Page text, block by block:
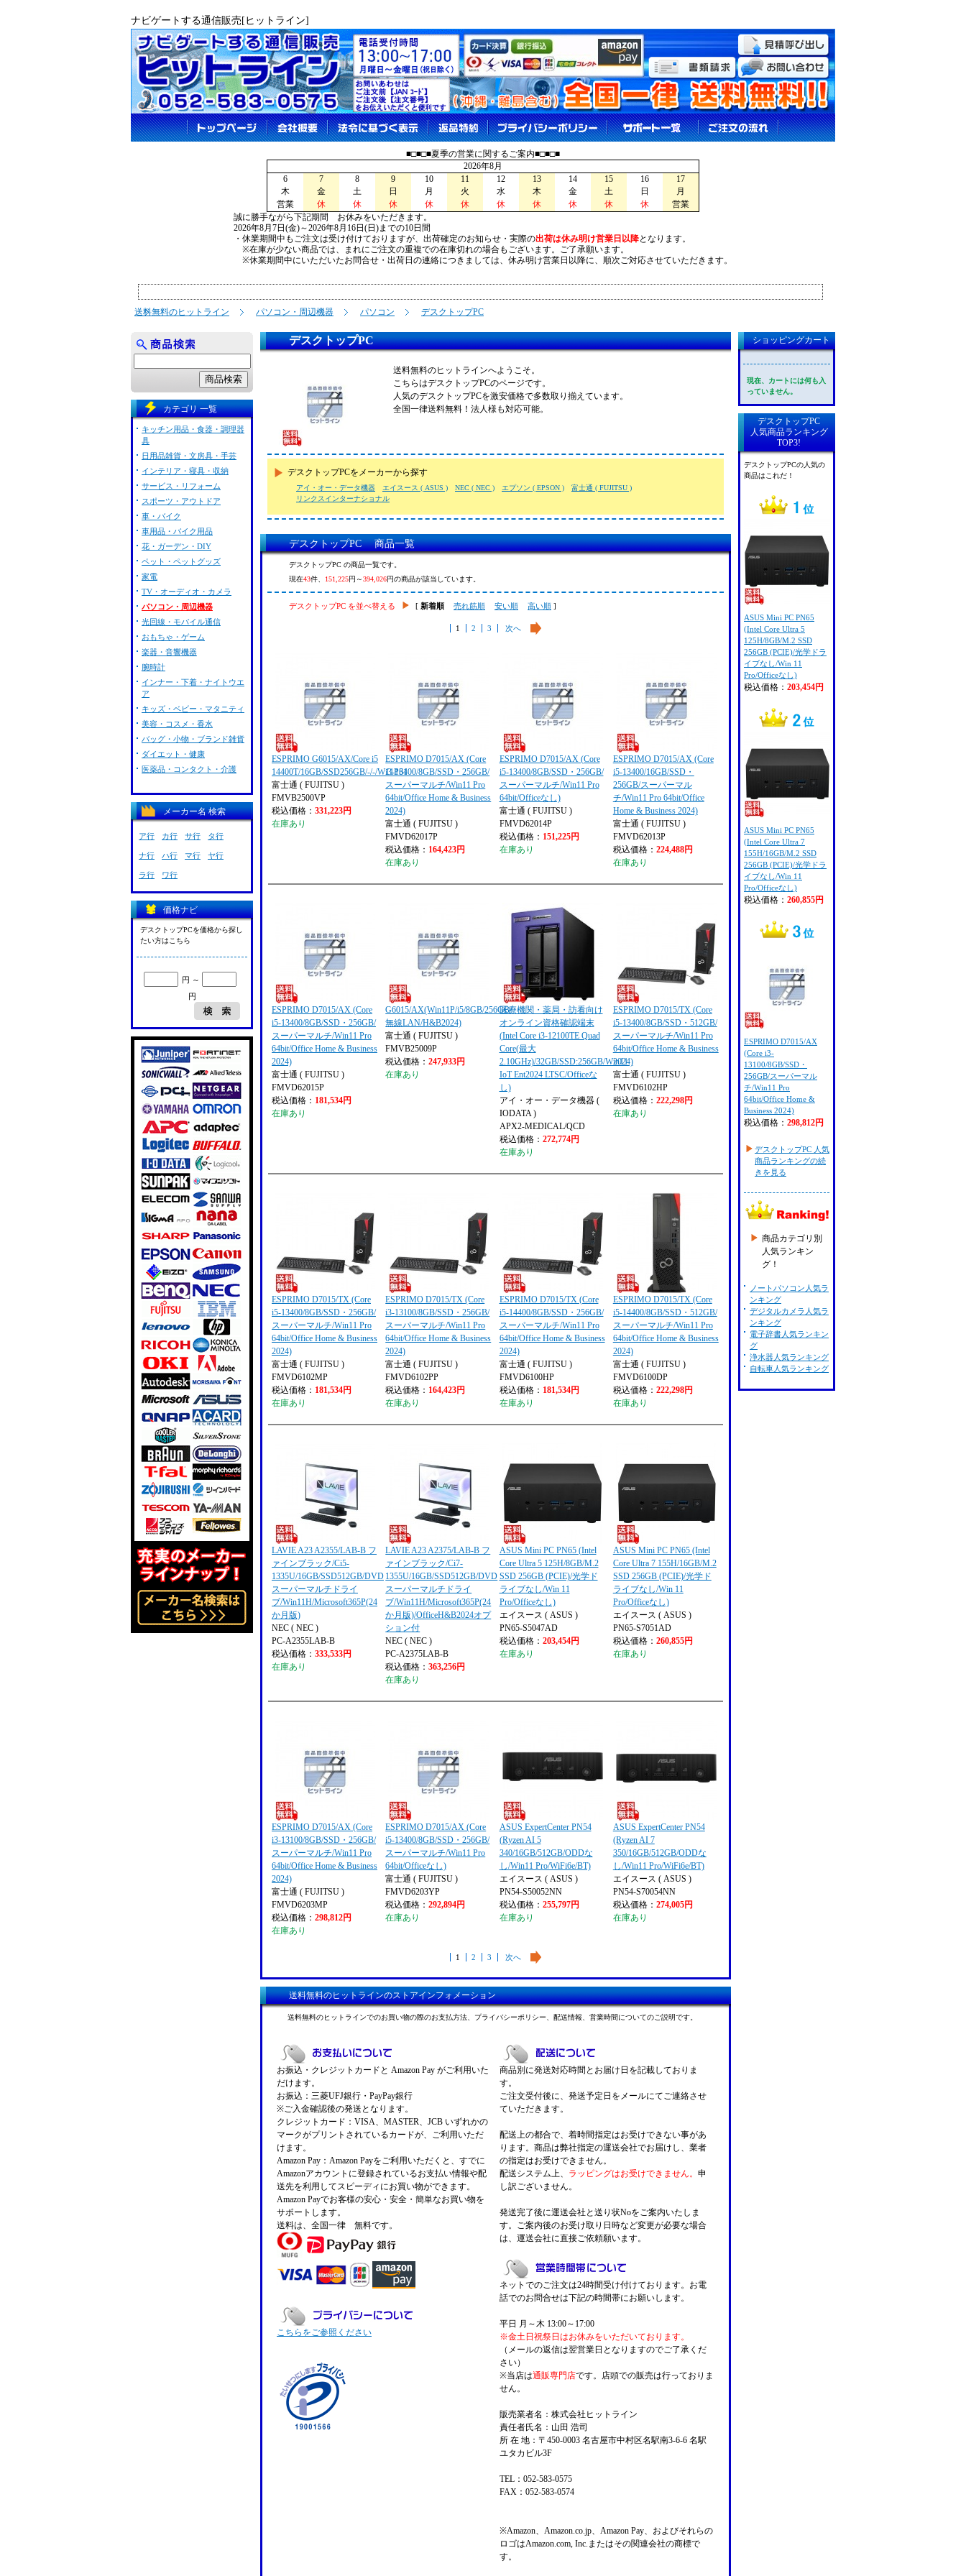
ナビゲートする通信販売[ヒットライン]
■□■□■夏季の営業に関するご案内■□■□■
2026年8月
6
7 8 9 10 11 12 13 14 15 16
17
木
金 土 日 月 火 水 木 金 土 日
月
営業
休 休 休 休 休 休 休 休 休 休
営業
誠に勝手ながら下記期間 お休みをいただきます。
2026年8月7日(金)～2026年8月16日(日)までの10日間
・休業期間中もご注文は受け付けておりますが、出荷確定のお知らせ・実際の出荷は休み明け営業日以降となります。
※在庫が少ない商品では、まれにご注文の重複での在庫切れの場合もございます。ご了承願います。
※休業期間中にいただいたお問合せ・出荷日の連絡につきましては、休み明け営業日以降に、順次ご対応させていただきます。
送料無料のヒットライン パソコン・周辺機器 パソコン デスクトップPC
デスクトップPC
送料無料のヒットラインへようこそ。
こちらはデスクトップPCのページです。
人気のデスクトップPCを激安価格で多数取り揃えています。
全国一律送料無料！法人様も対応可能。
デスクトップPCをメーカーから探す
アイ・オー・データ機器 エイスース ( ASUS ) NEC ( NEC ) エプソン ( EPSON )
富士通 ( FUJITSU )
リンクスインターナショナル
デスクトップPC 商品一覧
デスクトップPC の商品一覧です。
現在43件、 151,225円～394,026円の商品が該当しています。
デスクトップPC を並べ替える [ 新着順 売れ筋順 安い順 高い順 ]
1 2 3 次へ
ESPRIMO G6015/AX/Core i5
14400T/16GB/SSD256GB/-/-/W11P64
富士通 ( FUJITSU )
FMVB2500VP
税込価格： 331,223円
在庫あり
ESPRIMO D7015/AX (Core
i3-13100/8GB/SSD・256GB/
スーパーマルチ/Win11 Pro
64bit/Office Home & Business
2024)
富士通 ( FUJITSU )
FMVD62017P
税込価格： 164,423円
在庫あり
ESPRIMO D7015/AX (Core
i5-13400/8GB/SSD・256GB/
スーパーマルチ/Win11 Pro
64bit/Officeなし)
富士通 ( FUJITSU )
FMVD62014P
税込価格： 151,225円
在庫あり
ESPRIMO D7015/AX (Core
i5-13400/16GB/SSD・
256GB/スーパーマル
チ/Win11 Pro 64bit/Office
Home & Business 2024)
富士通 ( FUJITSU )
FMVD62013P
税込価格： 224,488円
在庫あり
ESPRIMO D7015/AX (Core
i5-13400/8GB/SSD・256GB/
スーパーマルチ/Win11 Pro
64bit/Office Home & Business
2024)
富士通 ( FUJITSU )
FMVD62015P
税込価格： 181,534円
在庫あり
G6015/AX(Win11P/i5/8GB/256GB/
無線LAN/H&B2024)
富士通 ( FUJITSU )
FMVB25009P
税込価格：247,933円
在庫あり
医療機関・薬局・訪看向け
オンライン資格確認端末
(Intel Core i3-12100TE Quad
Core(最大
2.10GHz)/32GB/SSD:256GB/Win11
IoT Ent2024 LTSC/Officeな
し)
アイ・オー・データ機器 (
IODATA )
APX2-MEDICAL/QCD
税込価格： 272,774円
在庫あり
ESPRIMO D7015/TX (Core
i5-13400/8GB/SSD・512GB/
スーパーマルチ/Win11 Pro
64bit/Office Home & Business
2024)
富士通 ( FUJITSU )
FMVD6102HP
税込価格： 222,298円
在庫あり
ESPRIMO D7015/TX (Core
i5-13400/8GB/SSD・256GB/
スーパーマルチ/Win11 Pro
64bit/Office Home & Business
2024)
富士通 ( FUJITSU )
FMVD6102MP
税込価格： 181,534円
在庫あり
ESPRIMO D7015/TX (Core
i3-13100/8GB/SSD・256GB/
スーパーマルチ/Win11 Pro
64bit/Office Home & Business
2024)
富士通 ( FUJITSU )
FMVD6102PP
税込価格： 164,423円
在庫あり
ESPRIMO D7015/TX (Core
i5-14400/8GB/SSD・256GB/
スーパーマルチ/Win11 Pro
64bit/Office Home & Business
2024)
富士通 ( FUJITSU )
FMVD6100HP
税込価格： 181,534円
在庫あり
ESPRIMO D7015/TX (Core
i5-14400/8GB/SSD・512GB/
スーパーマルチ/Win11 Pro
64bit/Office Home & Business
2024)
富士通 ( FUJITSU )
FMVD6100DP
税込価格： 222,298円
在庫あり
LAVIE A23 A2355/LAB-B フ
ァインブラック/Ci5-
1335U/16GB/SSD512GB/DVD
スーパーマルチドライ
ブ/Win11H/Microsoft365P(24
か月版)
NEC ( NEC )
PC-A2355LAB-B
税込価格： 333,533円
在庫あり
LAVIE A23 A2375/LAB-B フ
ァインブラック/Ci7-
1355U/16GB/SSD512GB/DVD
スーパーマルチドライ
ブ/Win11H/Microsoft365P(24
か月版)/OfficeH&B2024オプ
ション付
NEC ( NEC )
PC-A2375LAB-B
税込価格：363,256円
在庫あり
ASUS Mini PC PN65 (Intel
Core Ultra 5 125H/8GB/M.2
SSD 256GB (PCIE)/光学ド
ライブなし/Win 11
Pro/Officeなし)
エイスース ( ASUS )
PN65-S5047AD
税込価格： 203,454円
在庫あり
ASUS Mini PC PN65 (Intel
Core Ultra 7 155H/16GB/M.2
SSD 256GB (PCIE)/光学ド
ライブなし/Win 11
Pro/Officeなし)
エイスース ( ASUS )
PN65-S7051AD
税込価格： 260,855円
在庫あり
ESPRIMO D7015/AX (Core
i3-13100/8GB/SSD・256GB/
スーパーマルチ/Win11 Pro
64bit/Office Home & Business
2024)
富士通 ( FUJITSU )
FMVD6203MP
税込価格： 298,812円
在庫あり
ESPRIMO D7015/AX (Core
i5-13400/8GB/SSD・256GB/
スーパーマルチ/Win11 Pro
64bit/Officeなし)
富士通 ( FUJITSU )
FMVD6203YP
税込価格：292,894円
在庫あり
ASUS ExpertCenter PN54
(Ryzen AI 5
340/16GB/512GB/ODDな
し/Win11 Pro/WiFi6e/BT)
エイスース ( ASUS )
PN54-S50052NN
税込価格： 255,797円
在庫あり
ASUS ExpertCenter PN54
(Ryzen AI 7
350/16GB/512GB/ODDな
し/Win11 Pro/WiFi6e/BT)
エイスース ( ASUS )
PN54-S70054NN
税込価格： 274,005円
在庫あり
1 2 3 次へ
送料無料のヒットラインのストアインフォメーション
送料無料のヒットラインでのお買い物の際のお支払方法、プライバシーポリシー、配送情報、営業時間についてのご説明です。
お振込・クレジットカードと Amazon Pay がご利用いた
だけます。
お振込：三菱UFJ銀行・PayPay銀行
※ご入金確認後の発送となります。
クレジットカード：VISA、MASTER、JCB いずれかの
マークがプリントされているカードが、ご利用いただ
けます。
Amazon Pay：Amazon Payをご利用いただくと、すでに
Amazonアカウントに登録されているお支払い情報や配
送先を利用してスピーディにお買い物ができます。
Amazon Payでお客様の安心・安全・簡単なお買い物を
サポートします。
送料は、全国一律 無料です。
こちらをご参照ください
商品別に発送対応時間とお届け日を記載しておりま
す。
ご注文受付後に、発送予定日をメールにてご連絡させ
ていただきます。
配送上の都合で、着時間指定はお受けできない事があ
ります。商品は弊社指定の運送会社でお届けし、業者
の指定はお受けできません。
配送システム上、
ラッピングはお受けできません。 申
し訳ございません。
発送完了後に運送会社と送り状Noをご案内いたしま
す。ご案内後のお受け取り日時など変更が必要な場合
は、運送会社に直接ご依頼願います。
ネットでのご注文は24時間受け付けております。お電
話でのお問合せは下記の時間帯にお願いします。
平日 月～木 13:00～17:00
※金土日祝祭日はお休みをいただいております。
（メールの返信は翌営業日となりますのでご了承くだ
さい）
※当店は通販専門店です。店頭での販売は行っておりま
せん。
販売業者名：株式会社ヒットライン
責任者氏名：山田 浩司
所 在 地：〒450-0003 名古屋市中村区名駅南3-6-6 名駅
ユタカビル3F
TEL：052-583-0575
FAX：052-583-0574
※Amazon、Amazon.co.jp、Amazon Pay、およびそれらの
ロゴはAmazon.com, Inc.またはその関連会社の商標で
す。
カテゴリ 一覧
キッチン用品・食器・調理器
具
日用品雑貨・文房具・手芸
インテリア・寝具・収納
サービス・リフォーム
スポーツ・アウトドア
車・バイク
車用品・バイク用品
花・ガーデン・DIY
ペット・ペットグッズ
家電
TV・オーディオ・カメラ
パソコン・周辺機器
光回線・モバイル通信
おもちゃ・ゲーム
楽器・音響機器
腕時計
インナー・下着・ナイトウエ
ア
キッズ・ベビー・マタニティ
美容・コスメ・香水
バッグ・小物・ブランド雑貨
ダイエット・健康
医薬品・コンタクト・介護
メーカー名 検索
ア行 カ行 サ行 タ行
ナ行 ハ行 マ行 ヤ行
ラ行 ワ行
価格ナビ
デスクトップPCを価格から探し
たい方はこちら
円 ～
円
ショッピングカート
現在、カートには何も入
っていません。
デスクトップPC
人気商品ランキング
TOP3!
デスクトップPCの人気の
商品はこれだ！
ASUS Mini PC PN65
(Intel Core Ultra 5
125H/8GB/M.2 SSD
256GB (PCIE)/光学ドラ
イブなし/Win 11
Pro/Officeなし)
税込価格： 203,454円
ASUS Mini PC PN65
(Intel Core Ultra 7
155H/16GB/M.2 SSD
256GB (PCIE)/光学ドラ
イブなし/Win 11
Pro/Officeなし)
税込価格： 260,855円
ESPRIMO D7015/AX
(Core i3-
13100/8GB/SSD・
256GB/スーパーマル
チ/Win11 Pro
64bit/Office Home &
Business 2024)
税込価格： 298,812円
デスクトップPC 人気
商品ランキングの続
きを見る
商品カテゴリ別
人気ランキン
グ！
ノートパソコン人気ラ
ンキング
デジタルカメラ人気ラ
ンキング
電子辞書人気ランキン
グ
浄水器人気ランキング
自転車人気ランキング